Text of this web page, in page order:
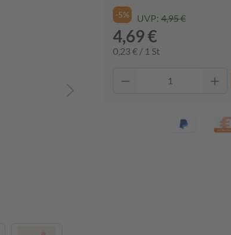
-5% UVP: 4,95 €
4,69 €
0,23 € / 1 St